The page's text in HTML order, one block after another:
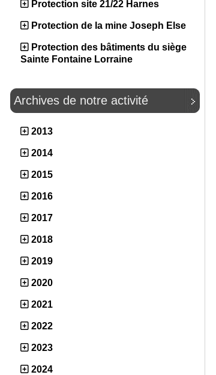
Protection site 21/22 Harnes
Protection de la mine Joseph Else
Protection des bâtiments du siège
Sainte Fontaine Lorraine
Archives de notre activité
2013
2014
2015
2016
2017
2018
2019
2020
2021
2022
2023
2024